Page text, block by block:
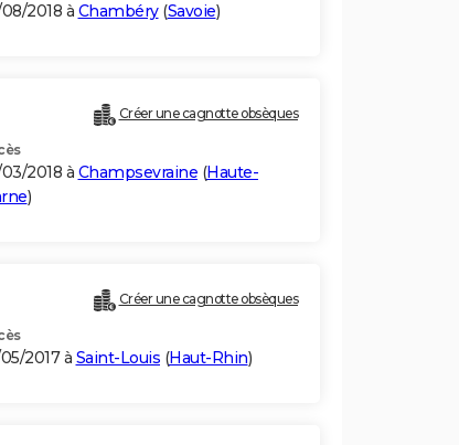
2018 à Chambéry(Savoie)
Créer une cagnotte obsèques
2018 à Champsevraine (Haute-
)
Créer une cagnotte obsèques
2017 à Saint-Louis (Haut-Rhin)